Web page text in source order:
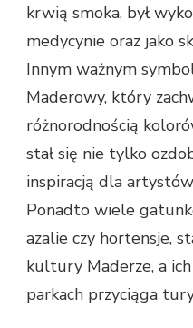
krwią smoka, był
medycynie oraz jako
Innym ważnym
Maderowy, który
różnorodnością
stał się nie tylko
inspiracją dla
Ponadto wiele
azalie czy hortensje,
kultury Maderze, a
parkach przyciąga